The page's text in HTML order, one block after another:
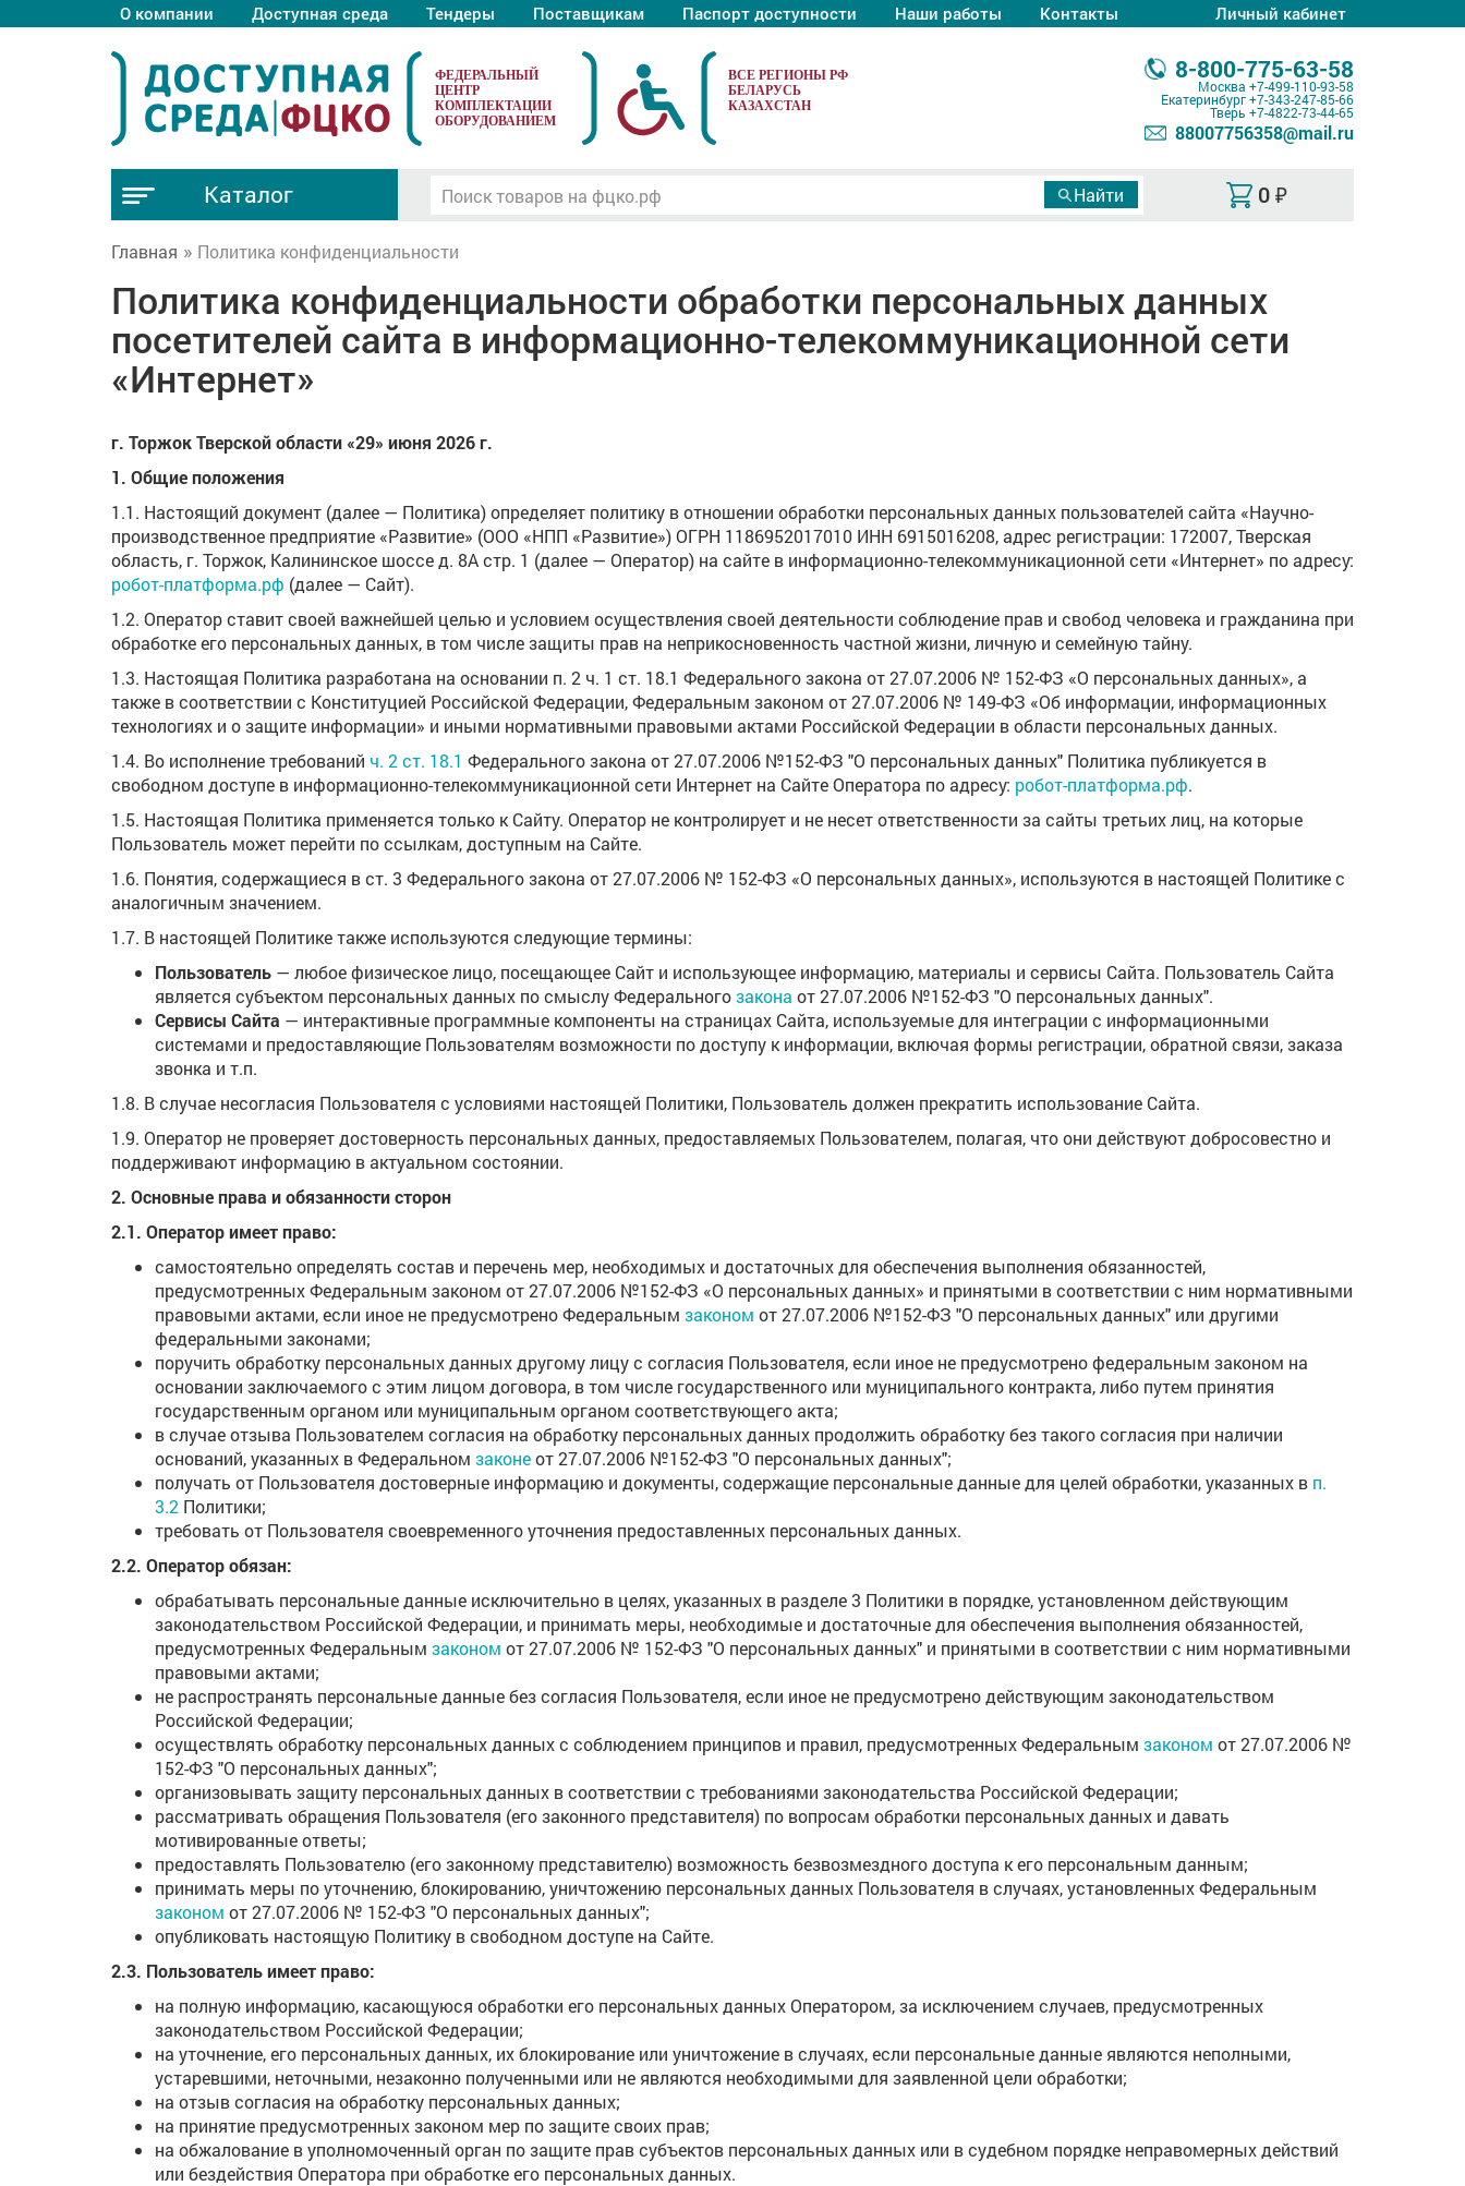
О компании Доступная среда Тендеры Поставщикам Паспорт доступности Наши работы Контакты Личный кабинет
ФЕДЕРАЛЬНЫЙ
ЦЕНТР
КОМПЛЕКТАЦИИ
ОБОРУДОВАНИЕМ
8-800-775-63-58
Москва +7-499-110-93-58
Екатеринбург+7-343-247-85-66
Тверь +7-4822-73-44-65
88007756358@mail.ru
0 ₽
Каталог
Главная Политика конфиденциальности
Политика конфиденциальности обработки персональных данных
посетителей сайта в информационно-телекоммуникационной сети
«Интернет»
г. Торжок Тверской области «29» июня 2026 г.
1. Общие положения
1.1. Настоящий документ (далее — Политика) определяет политику в отношении обработки персональных данных пользователей сайта «Научно-
производственное предприятие «Развитие» (ООО «НПП «Развитие») ОГРН 1186952017010 ИНН 6915016208, адрес регистрации: 172007, Тверская
область, г. Торжок, Калининское шоссе д. 8А стр. 1 (далее — Оператор) на сайте в информационно-телекоммуникационной сети «Интернет» по адресу:
робот-платформа.рф (далее — Сайт).
1.2. Оператор ставит своей важнейшей целью и условием осуществления своей деятельности соблюдение прав и свобод человека и гражданина при
обработке его персональных данных, в том числе защиты прав на неприкосновенность частной жизни, личную и семейную тайну.
1.3. Настоящая Политика разработана на основании п. 2 ч. 1 ст. 18.1 Федерального закона от 27.07.2006 № 152-ФЗ «О персональных данных», а
также в соответствии с Конституцией Российской Федерации, Федеральным законом от 27.07.2006 № 149-ФЗ «Об информации, информационных
технологиях и о защите информации» и иными нормативными правовыми актами Российской Федерации в области персональных данных.
1.4. Во исполнение требований ч. 2 ст. 18.1 Федерального закона от 27.07.2006 №152-ФЗ "О персональных данных" Политика публикуется в
свободном доступе в информационно-телекоммуникационной сети Интернет на Сайте Оператора по адресу: робот-платформа.рф.
1.5. Настоящая Политика применяется только к Сайту. Оператор не контролирует и не несет ответственности за сайты третьих лиц, на которые
Пользователь может перейти по ссылкам, доступным на Сайте.
1.6. Понятия, содержащиеся в ст. 3 Федерального закона от 27.07.2006 № 152-ФЗ «О персональных данных», используются в настоящей Политике с
аналогичным значением.
1.7. В настоящей Политике также используются следующие термины:
Пользователь — любое физическое лицо, посещающее Сайт и использующее информацию, материалы и сервисы Сайта. Пользователь Сайта
является субъектом персональных данных по смыслу Федеральногозакона от 27.07.2006 №152-ФЗ "О персональных данных".
Сервисы Сайта — интерактивные программные компоненты на страницах Сайта, используемые для интеграции с информационными
системами и предоставляющие Пользователям возможности по доступу к информации, включая формы регистрации, обратной связи, заказа
звонка и т.п.
1.8. В случае несогласия Пользователя с условиями настоящей Политики, Пользователь должен прекратить использование Сайта.
1.9. Оператор не проверяет достоверность персональных данных, предоставляемых Пользователем, полагая, что они действуют добросовестно и
поддерживают информацию в актуальном состоянии.
2. Основные права и обязанности сторон
2.1. Оператор имеет право:
самостоятельно определять состав и перечень мер, необходимых и достаточных для обеспечения выполнения обязанностей,
предусмотренных Федеральным законом от 27.07.2006 №152-ФЗ «О персональных данных» и принятыми в соответствии с ним нормативными
правовыми актами, если иное не предусмотрено Федеральным законом от 27.07.2006 №152-ФЗ "О персональных данных" или другими
федеральными законами;
поручить обработку персональных данных другому лицу с согласия Пользователя, если иное не предусмотрено федеральным законом на
основании заключаемого с этим лицом договора, в том числе государственного или муниципального контракта, либо путем принятия
государственным органом или муниципальным органом соответствующего акта;
в случае отзыва Пользователем согласия на обработку персональных данных продолжить обработку без такого согласия при наличии
оснований, указанных в Федеральном законеот 27.07.2006 №152-ФЗ "О персональных данных";
получать от Пользователя достоверные информацию и документы, содержащие персональные данные для целей обработки, указанных в п.
3.2 Политики;
требовать от Пользователя своевременного уточнения предоставленных персональных данных.
2.2. Оператор обязан:
обрабатывать персональные данные исключительно в целях, указанных в разделе 3 Политики в порядке, установленном действующим
законодательством Российской Федерации, и принимать меры, необходимые и достаточные для обеспечения выполнения обязанностей,
предусмотренных Федеральным законом от 27.07.2006 № 152-ФЗ "О персональных данных" и принятыми в соответствии с ним нормативными
правовыми актами;
не распространять персональные данные без согласия Пользователя, если иное не предусмотрено действующим законодательством
Российской Федерации;
осуществлять обработку персональных данных с соблюдением принципов и правил, предусмотренных Федеральным законом от 27.07.2006 №
152-ФЗ "О персональных данных";
организовывать защиту персональных данных в соответствии с требованиями законодательства Российской Федерации;
рассматривать обращения Пользователя (его законного представителя) по вопросам обработки персональных данных и давать
мотивированные ответы;
предоставлять Пользователю (его законному представителю) возможность безвозмездного доступа к его персональным данным;
принимать меры по уточнению, блокированию, уничтожению персональных данных Пользователя в случаях, установленных Федеральным
законом от 27.07.2006 № 152-ФЗ "О персональных данных";
опубликовать настоящую Политику в свободном доступе на Сайте.
2.3. Пользователь имеет право:
на полную информацию, касающуюся обработки его персональных данных Оператором, за исключением случаев, предусмотренных
законодательством Российской Федерации;
на уточнение, его персональных данных, их блокирование или уничтожение в случаях, если персональные данные являются неполными,
устаревшими, неточными, незаконно полученными или не являются необходимыми для заявленной цели обработки;
на отзыв согласия на обработку персональных данных;
на принятие предусмотренных законом мер по защите своих прав;
на обжалование в уполномоченный орган по защите прав субъектов персональных данных или в судебном порядке неправомерных действий
или бездействия Оператора при обработке его персональных данных.